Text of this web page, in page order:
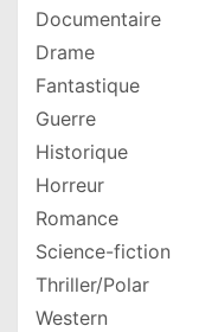
Documentaire
Drame
Fantastique
Guerre
Historique
Horreur
Romance
Science-fiction
Thriller/Polar
Western